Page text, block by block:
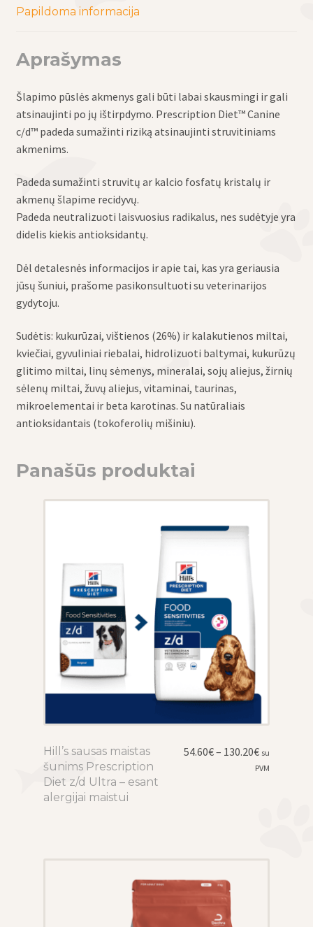
ir
rizikai
Papildoma informacija
Aprašymas
Šlapimo pūslės akmenys gali būti labai skausmingi ir gali
atsinaujinti po jų ištirpdymo. Prescription Diet™ Canine
c/d™ padeda sumažinti riziką atsinaujinti struvitiniams
akmenims.
Padeda sumažinti struvitų ar kalcio fosfatų kristalų ir
akmenų šlapime recidyvų.
Padeda neutralizuoti laisvuosius radikalus, nes sudėtyje yra
didelis kiekis antioksidantų.
Dėl detalesnės informacijos ir apie tai, kas yra geriausia
jūsų šuniui, prašome pasikonsultuoti su veterinarijos
gydytoju.
Sudėtis: kukurūzai, vištienos (26%) ir kalakutienos miltai,
kviečiai, gyvuliniai riebalai, hidrolizuoti baltymai, kukurūzų
glitimo miltai, linų sėmenys, mineralai, sojų aliejus, žirnių
sėlenų miltai, žuvų aliejus, vitaminai, taurinas,
mikroelementai ir beta karotinas. Su natūraliais
antioksidantais (tokoferolių mišiniu).
Panašūs produktai
has
Hill’s sausas maistas
šunims Prescription
Diet z/d Ultra – esant
alergijai maistui
54.60€– 130.20€Price
range:
su
PVM